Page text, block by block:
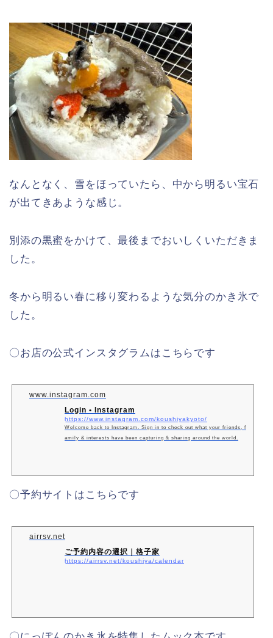
なんとなく、雪をほっていたら、中から明るい宝石
が出てきあような感じ。
別添の黒蜜をかけて、最後までおいしくいただきま
した。
冬から明るい春に移り変わるような気分のかき氷で
した。
〇お店の公式インスタグラムはこちらです
www.instagram.com
Login • Instagram
https://www.instagram.com/koushiyakyoto/
Welcome back to Instagram. Sign in to check out what your friends, f
amily & interests have been capturing & sharing around the world.
〇予約サイトはこちらです
airrsv.net
ご予約内容の選択｜格子家
https://airrsv.net/koushiya/calendar